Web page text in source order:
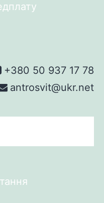
+380 50 937 17 78
antrosvit@ukr.net